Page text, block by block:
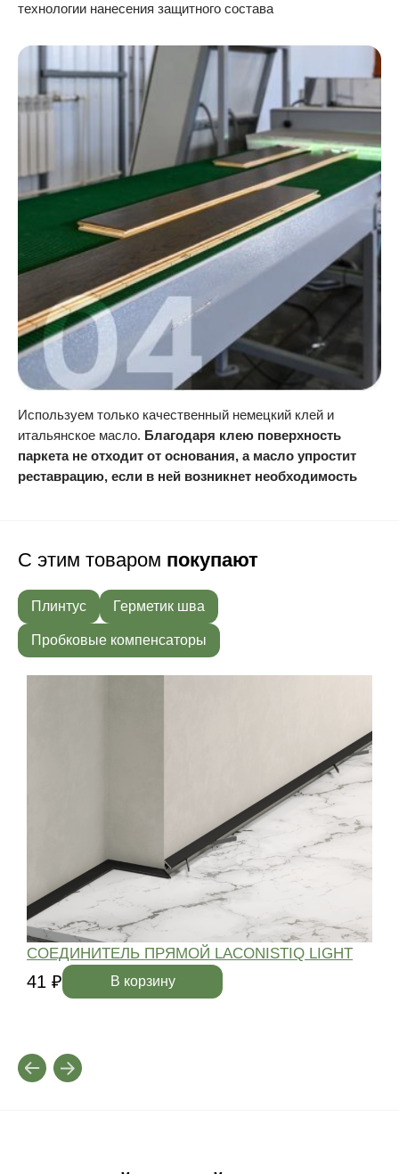
технологии нанесения защитного состава
Используем только качественный немецкий клей и
итальянское масло. Благодаря клею поверхность
паркета не отходит от основания, а масло упростит
реставрацию, если в ней возникнет необходимость
С этим товаром покупают
Плинтус Герметик шва
Пробковые компенсаторы
СОЕДИНИТЕЛЬ ПРЯМОЙ LACONISTIQ LIGHT
41 ₽ В корзину